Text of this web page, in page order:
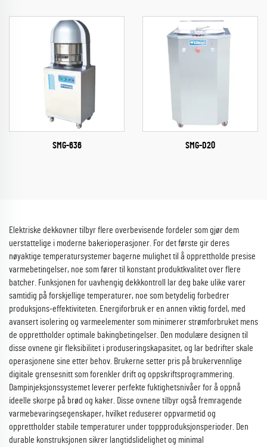
SMG-636 SMG-D20
Elektriske dekkovner tilbyr flere overbevisende fordeler som gjør dem
uerstattelige i moderne bakerioperasjoner. For det første gir deres
nøyaktige temperatursystemer bagerne mulighet til å opprettholde presise
varmebetingelser, noe som fører til konstant produktkvalitet over flere
batcher. Funksjonen for uavhengig dekkkontroll lar deg bake ulike varer
samtidig på forskjellige temperaturer, noe som betydelig forbedrer
produksjons-effektiviteten. Energiforbruk er en annen viktig fordel, med
avansert isolering og varmeelementer som minimerer strømforbruket mens
de opprettholder optimale bakingbetingelser. Den modulære designen til
disse ovnene gir fleksibilitet i produseringskapasitet, og lar bedrifter skale
operasjonene sine etter behov. Brukerne setter pris på brukervennlige
digitale grensesnitt som forenkler drift og oppskriftsprogrammering.
Dampinjeksjonssystemet leverer perfekte fuktighetsnivåer for å oppnå
ideelle skorpe på brød og kaker. Disse ovnene tilbyr også fremragende
varmebevaringsegenskaper, hvilket reduserer oppvarmetid og
opprettholder stabile temperaturer under toppproduksjonsperioder. Den
durable konstruksjonen sikrer langtidslidelighet og minimal